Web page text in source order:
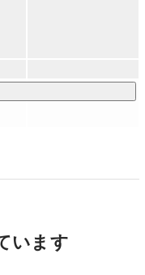
います